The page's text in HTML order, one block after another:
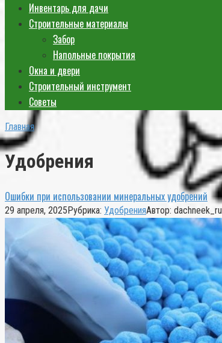
Инвентарь для дачи
Строительные материалы
Забор
Напольные покрытия
Окна и двери
Строительный инструмент
Советы
Главная
Удобрения
Ошибки при использовании минеральных удобрений
29 апреля, 2025Рубрика: УдобренияАвтор: dachneek_ru